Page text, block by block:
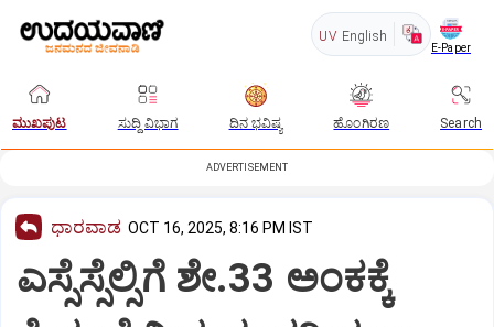
UV English
E-Paper
ಮುಖಪುಟ ಸುದ್ದಿ ವಿಭಾಗ ದಿನ ಭವಿಷ್ಯ ಹೊಂಗಿರಣ Search
ADVERTISEMENT
ಧಾರವಾಡ OCT 16, 2025, 8:16 PM IST
ಎಸ್ಸೆಸ್ಸೆಲ್ಸಿಗೆ ಶೇ.33 ಅಂಕಕ್ಕೆ